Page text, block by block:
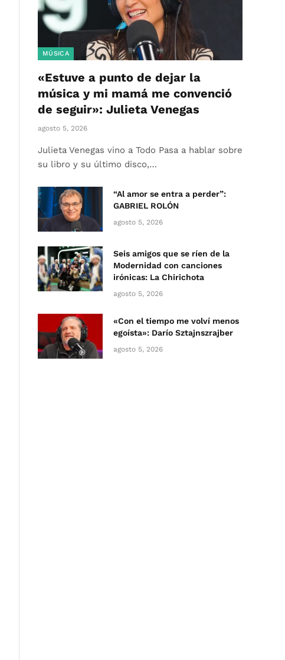
MÚSICA
«Estuve a punto de dejar la
música y mi mamá me convenció
de seguir»: Julieta Venegas
agosto 5, 2026
Julieta Venegas vino a Todo Pasa a hablar sobre
su libro y su último disco,…
“Al amor se entra a perder”:
GABRIEL ROLÓN
agosto 5, 2026
Seis amigos que se ríen de la
Modernidad con canciones
irónicas: La Chirichota
agosto 5, 2026
«Con el tiempo me volví menos
egoísta»: Darío Sztajnszrajber
agosto 5, 2026